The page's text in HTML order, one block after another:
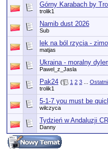
Górny Karabach by
trolik1
Namib dust 2026
Sub
lek na ból rzycia -
matjas
Ukraina - moralny
Pawel_z_Jasla
Pak24 ( 1 2 3
trolik1
5-1-7 you must be
wilczyca
Tydzień w Andaluzji
Danny